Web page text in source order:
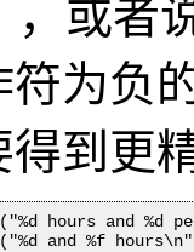
，或者
符为负
得到更
hours and %d
and %f